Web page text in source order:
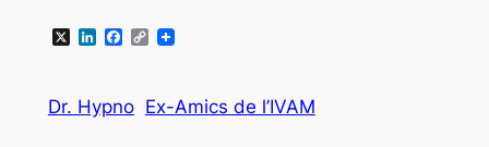
X LinkedIn
Facebook
Copy
Dr. Hypno Ex-Amics de l’IVAM